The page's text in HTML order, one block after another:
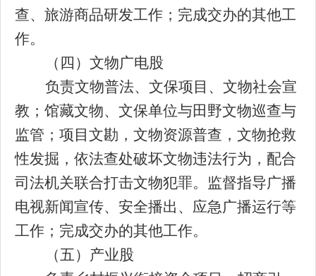
查、 旅游商品研发工作 ； 完成交办的其他工
作。
（ 四 ）文物广电股
负责文物普法、文保项目 、 文物社会宣
教 ； 馆藏文物、文保单位与田野文物巡查与
监管 ； 项目文勘，文物资源普查，文物抢救
性发掘，依法查处破坏文物违法行为，配合
司法机关联合打击文物犯罪。监督指导广播
电视新闻宣传、安全播出、应急广播运行等
工作；完成交办的其他工作。
（五）产业股